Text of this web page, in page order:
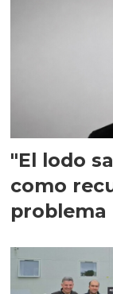
"El lodo
como
problema